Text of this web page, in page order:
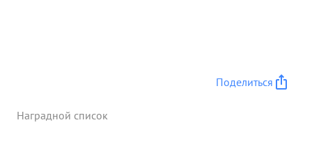
состав действуя смело и решительно роявляя
вступает смело и решительно, несмотря на
Поделиться
Наградной список